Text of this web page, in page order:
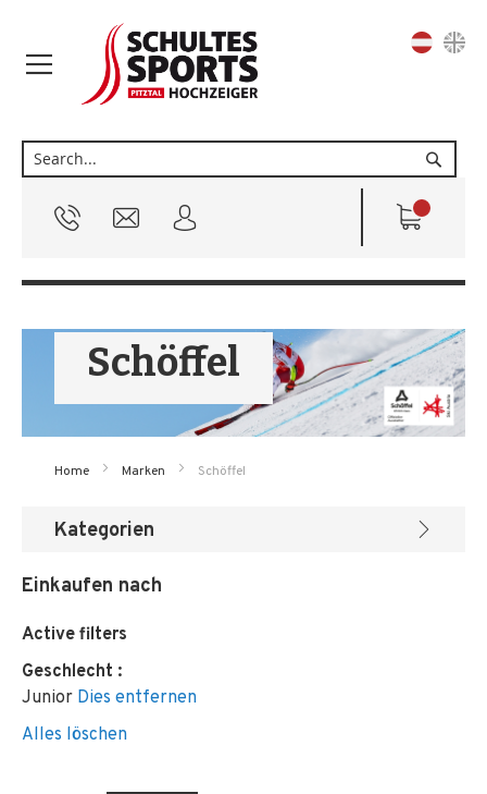
Suche
Sprache
Schöffel
Home Marken Schöffel
Kategorien
Einkaufen nach
Active filters
Geschlecht
Junior Dies entfernen
Alles löschen